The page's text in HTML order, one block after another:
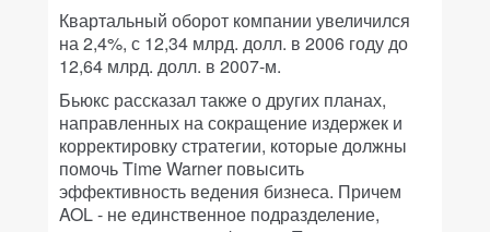
Квартальный оборот компании увеличился
на 2,4%, с 12,34 млрд. долл. в 2006 году до
12,64 млрд. долл. в 2007-м.
Бьюкс рассказал также о других планах,
направленных на сокращение издержек и
корректировку стратегии, которые должны
помочь Time Warner повысить
эффективность ведения бизнеса. Причем
AOL - не единственное подразделение,